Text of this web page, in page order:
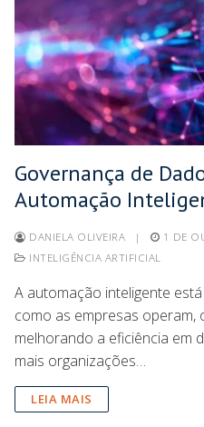
Governança de
Automação
DANIELA OLIVEIRA | 1 DE
INTELIGÊNCIA ARTIFICIAL
A automação inteligente
como as empresas operam,
melhorando a eficiência em
mais organizações…
LEIA MAIS